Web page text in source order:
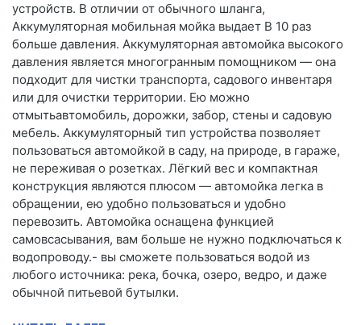
устройств. В отличии от обычного шланга,
Аккумуляторная мобильная мойка выдает В 10 раз
больше давления. Аккумуляторная автомойка высокого
давления является многогранным помощником — она
подходит для чистки транспорта, садового инвентаря
или для очистки территории. Ею можно
отмытьавтомобиль, дорожки, забор, стены и садовую
мебель. Аккумуляторный тип устройства позволяет
пользоваться автомойкой в саду, на природе, в гараже,
не переживая о розетках. Лёгкий вес и компактная
конструкция являются плюсом — автомойка легка в
обращении, ею удобно пользоваться и удобно
перевозить. Автомойка оснащена функцией
самовсасывания, вам больше не нужно подключаться к
водопроводу.- вы сможете пользоваться водой из
любого источника: река, бочка, озеро, ведро, и даже
обычной питьевой бутылки.